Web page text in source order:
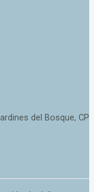
del Bosque, CP